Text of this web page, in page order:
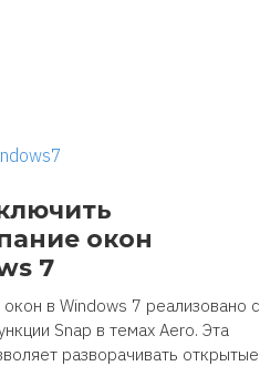
окон
7
в Windows 7 реализовано с
Snap в темах Aero. Эта
разворачивать открытые